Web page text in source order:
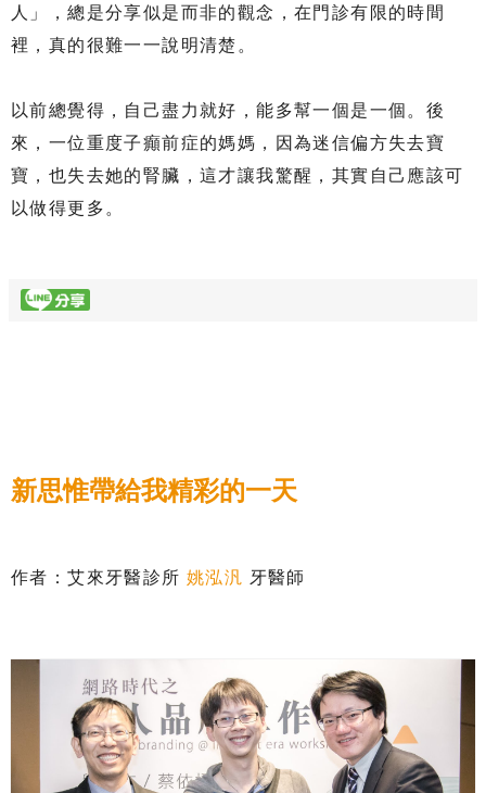
人」，總是分享似是而非的觀念，在門診有限的時間
裡，真的很難一一說明清楚。
以前總覺得，自己盡力就好，能多幫一個是一個。後
來，一位重度子癲前症的媽媽，因為迷信偏方失去寶
寶，也失去她的腎臟，這才讓我驚醒，其實自己應該可
以做得更多。
新思惟帶給我精彩的一天
作者：艾來牙醫診所 姚泓汎 牙醫師